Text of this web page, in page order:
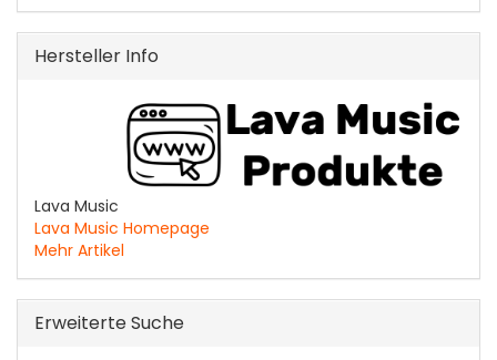
Hersteller Info
Lava Music
Lava Music Homepage
Mehr Artikel
Erweiterte Suche